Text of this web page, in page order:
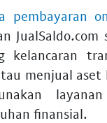
pembayaran
JualSaldo.com
kelancaran
menjual aset
finansial.